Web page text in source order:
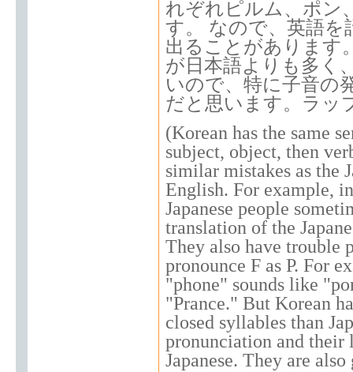
れぞれピルム、ポン
す。 なので、英語を
出ることがあります
が日本語よりも多く
いので、特に子音の
だと思います。ラッ
(Korean has the same
subject, object, then
similar mistakes as the
English. For example,
Japanese people
translation of the
They also have trouble
pronounce F as P. For
"phone" sounds like
"Prance." But Korean
closed syllables than
pronunciation and their
Japanese. They are